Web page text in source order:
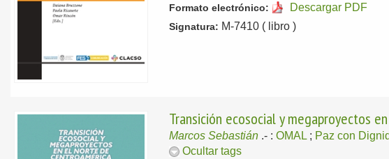
Formato electrónico: Descargar PDF
Signatura: M-7410 ( libro )
Transición ecosocial y megaproyectos
Marcos Sebastián .- :OMAL ; Paz con
Ocultar tags